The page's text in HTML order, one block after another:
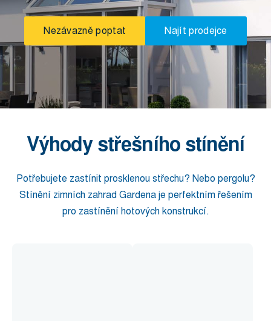
Nezávazně poptat Najít prodejce
Výhody střešního stínění
Potřebujete zastínit prosklenou střechu? Nebo pergolu?
Stínění zimních zahrad Gardena je perfektním řešením
pro zastínění hotových konstrukcí.